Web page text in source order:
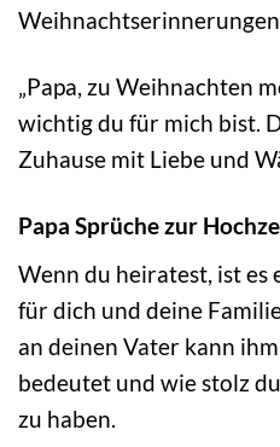
„Papa, zu Weihnachten
wichtig du für mich bist.
Zuhause mit Liebe und
Papa Sprüche zur
Wenn du heiratest, ist
für dich und deine
an deinen Vater kann
bedeutet und wie stolz
zu haben.